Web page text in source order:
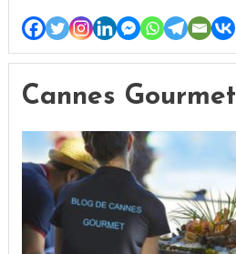
Cannes Gourmet